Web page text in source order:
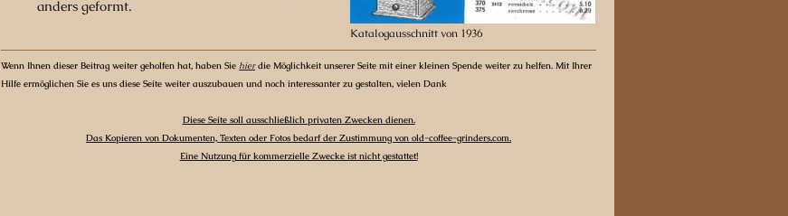
Katalogausschnitt von 1936
anders geformt.
Wenn Ihnen dieser Beitrag weiter geholfen hat, haben Siehierdie Möglichkeit unserer Seite mit einer kleinen Spende weiter zu helfen. Mit Ihrer
Hilfe ermöglichen Sie es uns diese Seite weiter auszubauen und noch interessanter zu gestalten, vielen Dank
Diese Seite soll ausschließlich privaten Zwecken dienen.
Das Kopieren von Dokumenten, Texten oder Fotos bedarf der Zustimmung von old-coffee-grinders.com.
Eine Nutzung für kommerzielle Zwecke ist nicht gestattet!